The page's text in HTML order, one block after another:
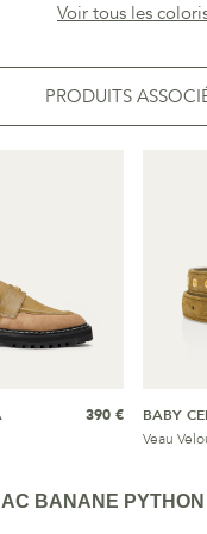
Voir tous les
PRODUITS
390 €
BABY
Veau
BANANE PYTHON